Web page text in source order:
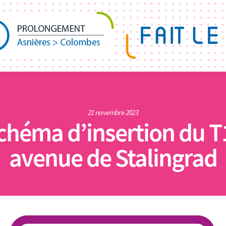
21 novembre 2023
d’insertion du
avenue de Stalingrad